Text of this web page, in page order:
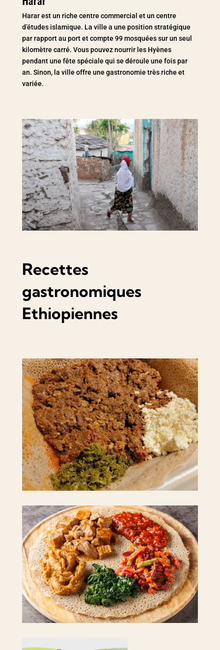
Harar est un riche centre commercial et un centre
d’études islamique. La ville a une position stratégique
par rapport au port et compte 99 mosquées sur un seul
kilomètre carré. Vous pouvez nourrir les Hyènes
pendant une fête spéciale qui se déroule une fois par
an. Sinon, la ville offre une gastronomie très riche et
variée.
Recettes
gastronomiques
Ethiopiennes